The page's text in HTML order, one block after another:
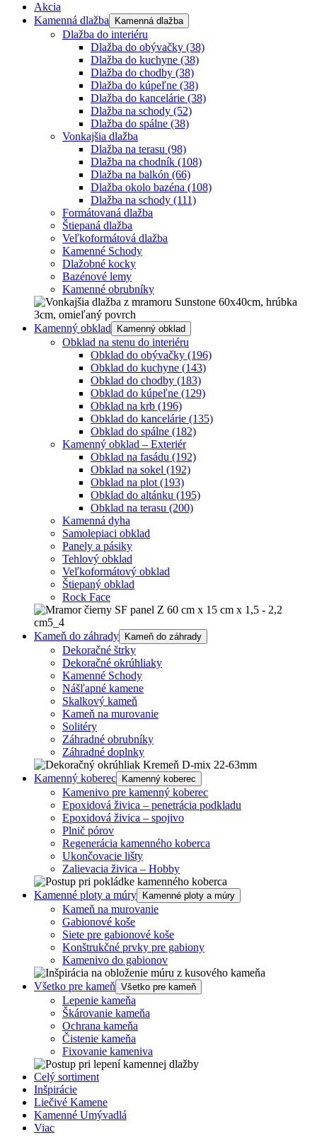
Akcia
Kamenná dlažba
Kamenná dlažba
Dlažba do interiéru
Dlažba do obývačky (38)
Dlažba do kuchyne (38)
Dlažba do chodby (38)
Dlažba do kúpeľne (38)
Dlažba do kancelárie (38)
Dlažba na schody (52)
Dlažba do spálne (38)
Vonkajšia dlažba
Dlažba na terasu (98)
Dlažba na chodník (108)
Dlažba na balkón (66)
Dlažba okolo bazéna (108)
Dlažba na schody (111)
Formátovaná dlažba
Štiepaná dlažba
Veľkoformátová dlažba
Kamenné Schody
Dlažobné kocky
Bazénové lemy
Kamenné obrubníky
Kamenný obklad Kamenný obklad
Obklad na stenu do interiéru
Obklad do obývačky (196)
Obklad do kuchyne (143)
Obklad do chodby (183)
Obklad do kúpeľne (129)
Obklad na krb (196)
Obklad do kancelárie (135)
Obklad do spálne (182)
Kamenný obklad – Exteriér
Obklad na fasádu (192)
Obklad na sokel (192)
Obklad na plot (193)
Obklad do altánku (195)
Obklad na terasu (200)
Kamenná dyha
Samolepiaci obklad
Panely a pásiky
Tehlový obklad
Veľkoformátový obklad
Štiepaný obklad
Rock Face
Kameň do záhrady Kameň do záhrady
Dekoračné štrky
Dekoračné okrúhliaky
Kamenné Schody
Nášľapné kamene
Skalkový kameň
Kameň na murovanie
Solitéry
Záhradné obrubníky
Záhradné doplnky
Kamenný koberec Kamenný koberec
Kamenivo pre kamenný koberec
Epoxidová živica – penetrácia podkladu
Epoxidová živica – spojivo
Plnič pórov
Regenerácia kamenného koberca
Ukončovacie lišty
Zalievacia živica – Hobby
Kamenné ploty a múry Kamenné ploty a múry
Kameň na murovanie
Gabionové koše
Siete pre gabionové koše
Konštrukčné prvky pre gabiony
Kamenivo do gabionov
Všetko pre kameň Všetko pre kameň
Lepenie kameňa
Škárovanie kameňa
Ochrana kameňa
Čistenie kameňa
Fixovanie kameniva
Celý sortiment
Inšpirácie
Liečivé Kamene
Kamenné Umývadlá
Viac